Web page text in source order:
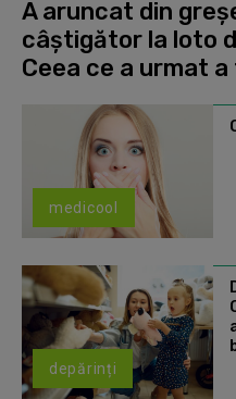
A aruncat din
câștigător la loto
Ceea ce a urmat
medicool
depărinți